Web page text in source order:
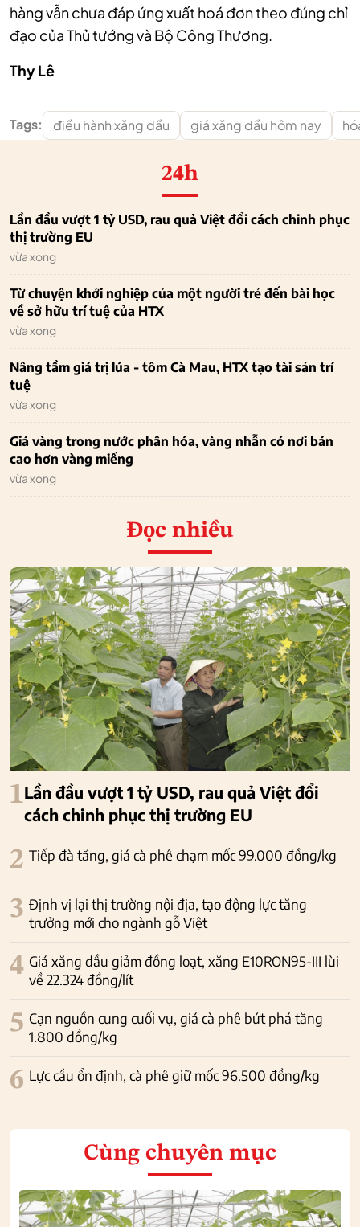
hàng vẫn chưa đáp ứng xuất hoá đơn theo đúng chỉ
đạo của Thủ tướng và Bộ Công Thương.
Thy Lê
Tags: điều hành xăng dầu giá xăng dầu hôm nay
24h
Lần đầu vượt 1 tỷ USD, rau quả Việt đổi cách chinh phục
thị trường EU
vừa xong
Từ chuyện khởi nghiệp của một người trẻ đến bài học
về sở hữu trí tuệ của HTX
vừa xong
Nâng tầm giá trị lúa - tôm Cà Mau, HTX tạo tài sản trí
tuệ
vừa xong
Giá vàng trong nước phân hóa, vàng nhẫn có nơi bán
cao hơn vàng miếng
vừa xong
Đọc nhiều
1Lần đầu vượt 1 tỷ USD, rau quả Việt đổi
cách chinh phục thị trường EU
2 Tiếp đà tăng, giá cà phê chạm mốc 99.000 đồng/kg
3 Định vị lại thị trường nội địa, tạo động lực tăng
trưởng mới cho ngành gỗ Việt
4 Giá xăng dầu giảm đồng loạt, xăng E10RON95-III lùi
về 22.324 đồng/lít
5 Cạn nguồn cung cuối vụ, giá cà phê bứt phá tăng
1.800 đồng/kg
6 Lực cầu ổn định, cà phê giữ mốc 96.500 đồng/kg
Cùng chuyên mục